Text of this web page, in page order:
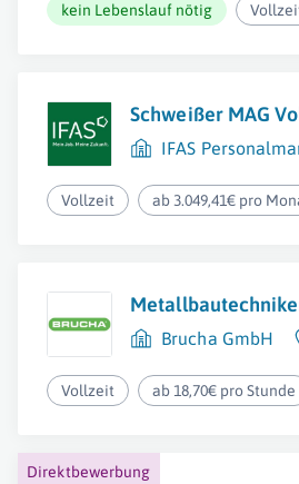
kein Lebenslauf nötig
Schweißer MAG
IFAS
Vollzeit ab 3.049,41€ pro
Brucha GmbH
Vollzeit ab 18,70€ pro Stunde
Direktbewerbung